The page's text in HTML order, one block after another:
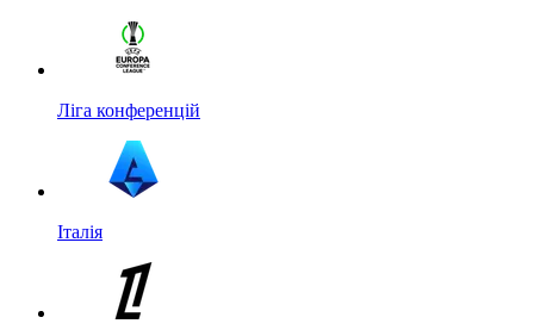
Ліга конференцій
Італія